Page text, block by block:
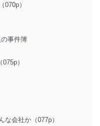
）
事件簿
）
会社か（077p）